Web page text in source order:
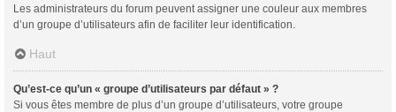
Les administrateurs du forum peuvent assigner une couleur aux membres
d’un groupe d’utilisateurs afin de faciliter leur identification.
Haut
Qu’est-ce qu’un « groupe d’utilisateurs par défaut » ?
Si vous êtes membre de plus d’un groupe d’utilisateurs, votre groupe